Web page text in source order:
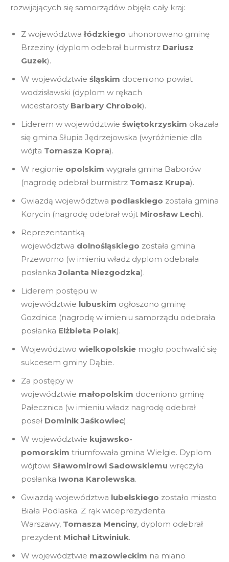
rozwijających się samorządów objęła cały kraj:
Z województwa łódzkiego uhonorowano gminę
Brzeziny (dyplom odebrał burmistrz Dariusz
Guzek).
W województwie śląskim doceniono powiat
wodzisławski (dyplom w rękach
wicestarosty Barbary Chrobok).
Liderem w województwie świętokrzyskim okazała
się gmina Słupia Jędrzejowska (wyróżnienie dla
wójta Tomasza Kopra).
W regionie opolskim wygrała gmina Baborów
(nagrodę odebrał burmistrz Tomasz Krupa).
Gwiazdą województwa podlaskiego została gmina
Korycin (nagrodę odebrał wójt Mirosław Lech).
Reprezentantką
województwa dolnośląskiego została gmina
Przeworno (w imieniu władz dyplom odebrała
posłankaJolanta Niezgodzka).
Liderem postępu w
województwie lubuskim ogłoszono gminę
Gozdnica (nagrodę w imieniu samorządu odebrała
posłanka Elżbieta Polak).
Województwo wielkopolskie mogło pochwalić się
sukcesem gminy Dąbie.
Za postępy w
województwie małopolskim doceniono gminę
Pałecznica (w imieniu władz nagrodę odebrał
poseł Dominik Jaśkowiec).
W województwie kujawsko-
pomorskim triumfowała gmina Wielgie. Dyplom
wójtowi Sławomirowi Sadowskiemu wręczyła
posłanka Iwona Karolewska.
Gwiazdą województwa lubelskiego zostało miasto
Biała Podlaska. Z rąk wiceprezydenta
Warszawy, Tomasza Menciny, dyplom odebrał
prezydent Michał Litwiniuk.
W województwie mazowieckim na miano